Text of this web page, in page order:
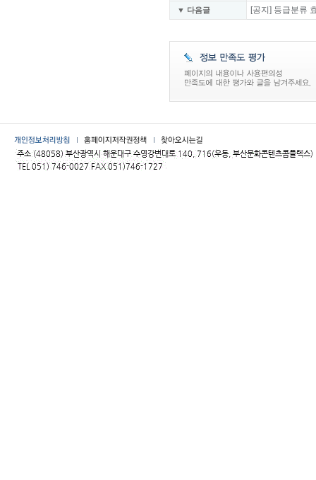
▼ 다음글 [공지] 등급분류